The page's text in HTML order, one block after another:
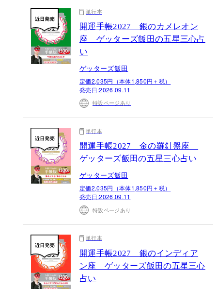
単行本
開運手帳2027 銀のカメレオン
座 ゲッターズ飯田の五星三心占
い
ゲッターズ飯田
定価2,035円（本体1,850円＋税）
発売日:2026.09.11
特設ページあり
単行本
開運手帳2027 金の羅針盤座
ゲッターズ飯田の五星三心占い
ゲッターズ飯田
定価2,035円（本体1,850円＋税）
発売日:2026.09.11
特設ページあり
単行本
開運手帳2027 銀のインディア
ン座 ゲッターズ飯田の五星三心
占い